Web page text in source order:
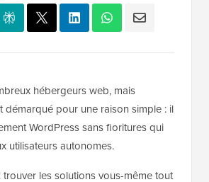
hébergeurs web, mais
démarqué pour une raison simple : il
WordPress sans fioritures qui
utilisateurs autonomes.
les solutions vous-même tout